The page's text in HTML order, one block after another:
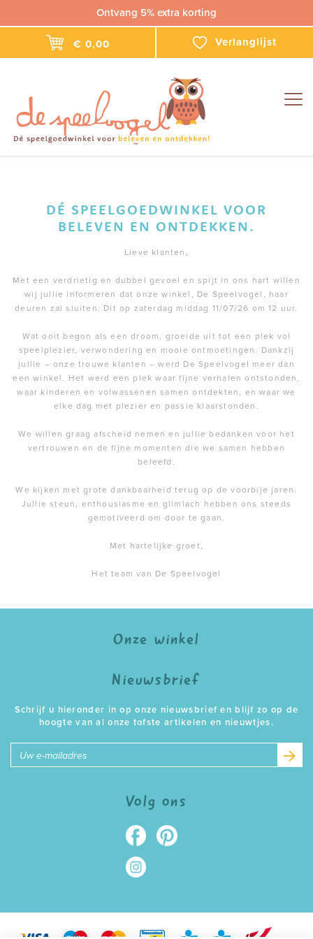
Ontvang 5% extra korting
€ 0,00 Verlanglijst
DÉ SPEELGOEDWINKEL VOOR
BELEVEN EN ONTDEKKEN.
Lieve klanten,
Met een verdrietig en dubbel gevoel en spijt in ons hart willen
wij jullie informeren dat onze winkel, De Speelvogel, haar
deuren zal sluiten. Dit op zaterdag middag 11/07/26 om 12 uur.
Wat ooit begon als een droom, groeide uit tot een plek vol
speelplezier, verwondering en mooie ontmoetingen. Dankzij
jullie – onze trouwe klanten – werd De Speelvogel meer dan
een winkel. Het werd een plek waar fijne verhalen ontstonden,
waar kinderen en volwassenen samen ontdekten, en waar we
elke dag met plezier en passie klaarstonden.
We willen graag afscheid nemen en jullie bedanken voor het
vertrouwen en de fijne momenten die we samen hebben
beleefd.
We kijken met grote dankbaarheid terug op de voorbije jaren.
Jullie steun, enthousiasme en glimlach hebben ons steeds
gemotiveerd om door te gaan.
Met hartelijke groet,
Het team van De Speelvogel
Onze winkel
Nieuwsbrief
Schrijf u hieronder in op onze nieuwsbrief en blijf zo op de
hoogte van al onze tofste artikelen en nieuwtjes.
Volg ons